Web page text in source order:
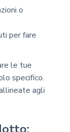
o
per fare
le tue
specifico.
agli